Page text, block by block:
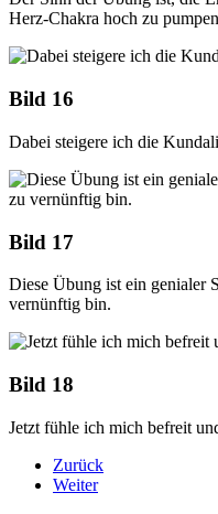
Herz-Chakra hoch zu
Bild 16
Dabei steigere ich die
Bild 17
Diese Übung ist ein genialer
vernünftig bin.
Bild 18
Jetzt fühle ich mich befreit
Zurück
Weiter